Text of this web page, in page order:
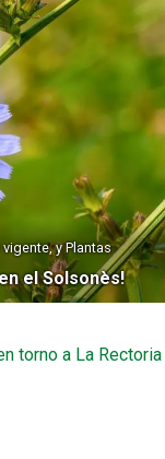
el Solsonès!
y Plantas
torno a La Rectoria